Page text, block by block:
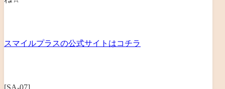
スマイルプラスの公式サイトはコチラ